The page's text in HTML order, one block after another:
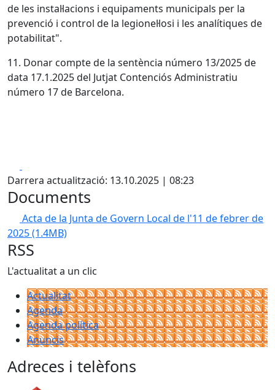
de les instal·lacions i equipaments municipals per la
prevenció i control de la legionel·losi i les analítiques de
potabilitat".
11. Donar compte de la sentència número 13/2025 de
data 17.1.2025 del Jutjat Contenciós Administratiu
número 17 de Barcelona.
Darrera actualització: 13.10.2025 | 08:23
Documents
Acta de la Junta de Govern Local de l'11 de febrer de
2025(1.4MB)
RSS
L'actualitat a un clic
Actualitat
Agenda
Agenda política
Anuncis
Adreces i telèfons